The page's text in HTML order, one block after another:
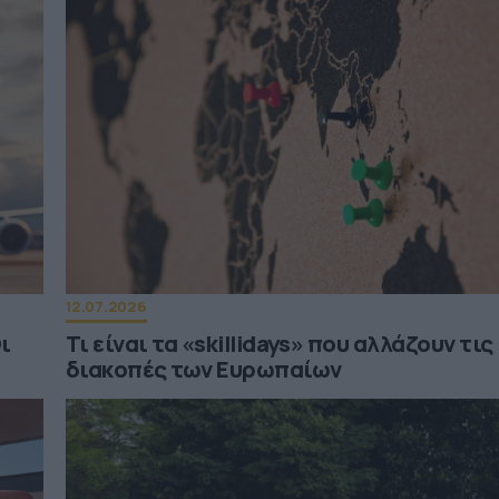
12.07.2026
Τι είναι τα «skillidays» που αλλάζουν τις
διακοπές των Ευρωπαίων